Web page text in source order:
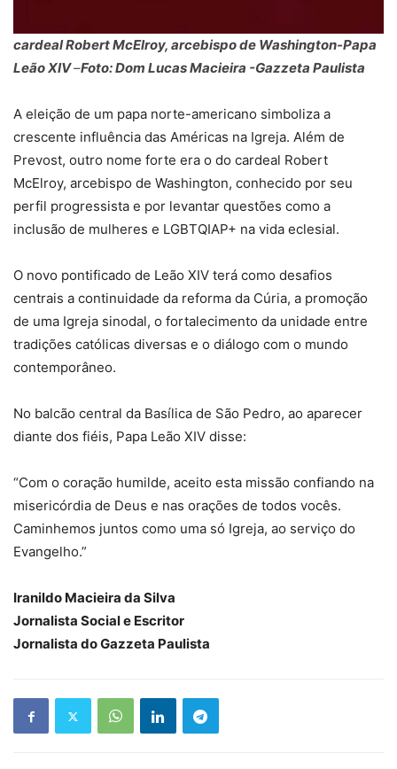
cardeal Robert McElroy, arcebispo de Washington-Papa
Leão XIV–Foto: Dom Lucas Macieira -Gazzeta Paulista
A eleição de um papa norte-americano simboliza a
crescente influência das Américas na Igreja. Além de
Prevost, outro nome forte era o do cardeal Robert
McElroy, arcebispo de Washington, conhecido por seu
perfil progressista e por levantar questões como a
inclusão de mulheres e LGBTQIAP+ na vida eclesial.
O novo pontificado de Leão XIV terá como desafios
centrais a continuidade da reforma da Cúria, a promoção
de uma Igreja sinodal, o fortalecimento da unidade entre
tradições católicas diversas e o diálogo com o mundo
contemporâneo.
No balcão central da Basílica de São Pedro, ao aparecer
diante dos fiéis, Papa Leão XIV disse:
“Com o coração humilde, aceito esta missão confiando na
misericórdia de Deus e nas orações de todos vocês.
Caminhemos juntos como uma só Igreja, ao serviço do
Evangelho.”
Iranildo Macieira da Silva
Jornalista Social e Escritor
Jornalista do Gazzeta Paulista